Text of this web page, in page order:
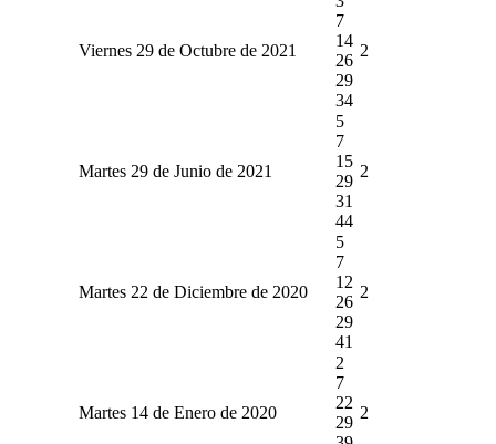
Viernes 29 de Octubre de 2021
7
14
26
29
34
2
Martes 29 de Junio de 2021
5
7
15
29
31
44
2
Martes 22 de Diciembre de 2020
5
7
12
26
29
41
2
Martes 14 de Enero de 2020
2
7
22
29
2